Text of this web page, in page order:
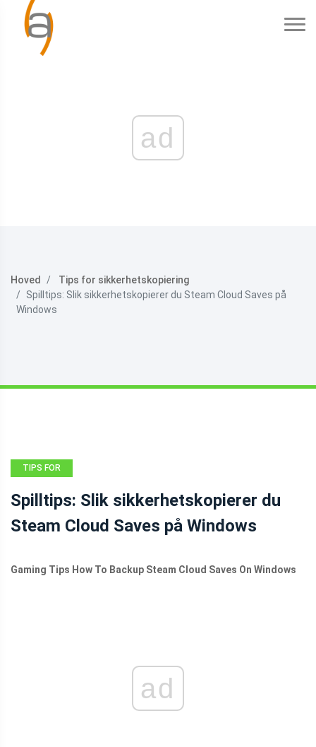
ad
Hoved
Tips for sikkerhetskopiering
Spilltips: Slik sikkerhetskopierer du Steam Cloud Saves på
Windows
TIPS FOR
Spilltips: Slik sikkerhetskopierer du
Steam Cloud Saves på Windows
Gaming Tips How To Backup Steam Cloud Saves On Windows
ad